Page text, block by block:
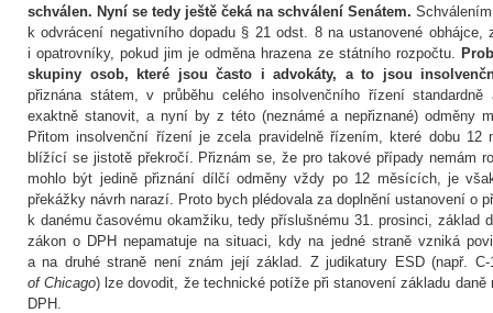
schválen. Nyní se tedy ještě čeká na schválení Senátem.
k odvrácení negativního dopadu § 21 odst. 8 na ustanovené
i opatrovníky, pokud jim je odměna hrazena ze státního rozpočtu.
skupiny osob, které jsou často i advokáty, a to jsou
přiznána státem, v průběhu celého insolvenčního řízení
exaktně stanovit, a nyní by z této (neznámé a nepřiznané) odměny
Přitom insolvenční řízení je zcela pravidelně řízením, které dobu 12
blížící se jistotě překročí. Přiznám se, že pro takové případy nemám
mohlo být jedině přiznání dílčí odměny vždy po 12 měsících, je
překážky návrh narazí. Proto bych plédovala za doplnění ustanovení o
k danému časovému okamžiku, tedy příslušnému 31. prosinci, základ
zákon o DPH nepamatuje na situaci, kdy na jedné straně vzniká
a na druhé straně není znám její základ. Z judikatury ESD (např. C-
of Chicago) lze dovodit, že technické potíže při stanovení základu daně
DPH.